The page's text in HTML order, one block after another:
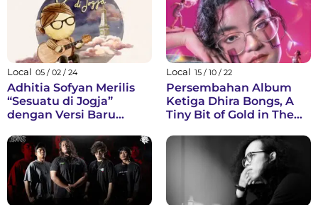
Local 05 / 02 / 24
Adhitia Sofyan Merilis
“Sesuatu di Jogja”
dengan Versi Baru
Tugu Jogja
Local 15 / 10 / 22
Persembahan Album
Ketiga Dhira Bongs, A
Tiny Bit of Gold in The
Penggemar Pasca
Pandemi￼